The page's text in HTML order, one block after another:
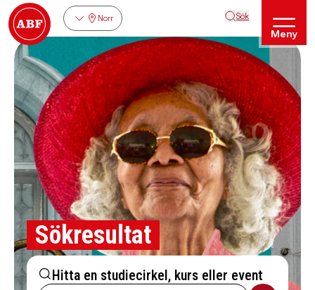
Norr Sök
Meny
Sökresultat
Hitta en studiecirkel, kurs eller event